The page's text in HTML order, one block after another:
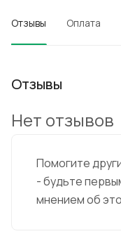
Отзывы Оплата
Отзывы
Помогите
- будьте
мнением об
Нет отзывов